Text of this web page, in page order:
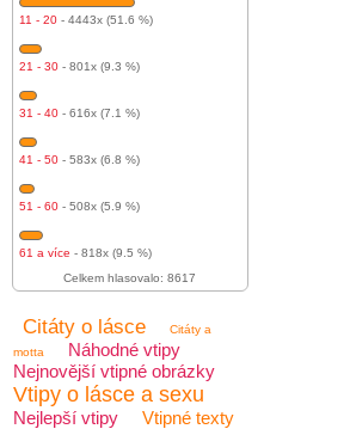
11 - 20 - 4443x (51.6 %)
21 - 30 - 801x (9.3 %)
31 - 40 - 616x (7.1 %)
41 - 50 - 583x (6.8 %)
51 - 60 - 508x (5.9 %)
61 a více - 818x (9.5 %)
Celkem hlasovalo: 8617
Citáty o lásce
Citáty a
motta
Náhodné vtipy
Nejnovější vtipné obrázky
Vtipy o lásce a sexu
Nejlepší vtipy Vtipné texty